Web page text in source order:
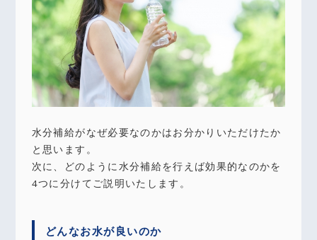
水分補給がなぜ必要なのかはお分かりいただけたか
と思います。
次に、どのように水分補給を行えば効果的なのかを
4つに分けてご説明いたします。
どんなお水が良いのか